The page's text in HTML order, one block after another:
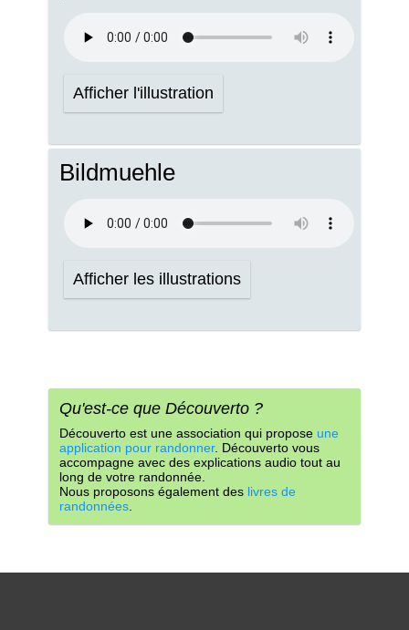
Afficher l'illustration
Bildmuehle
Afficher les illustrations
Qu'est-ce que Découverto ?
Découverto est une association qui propose une
application pour randonner. Découverto vous
accompagne avec des explications audio tout au
long de votre randonnée.
Nous proposons également des livres de
randonnées